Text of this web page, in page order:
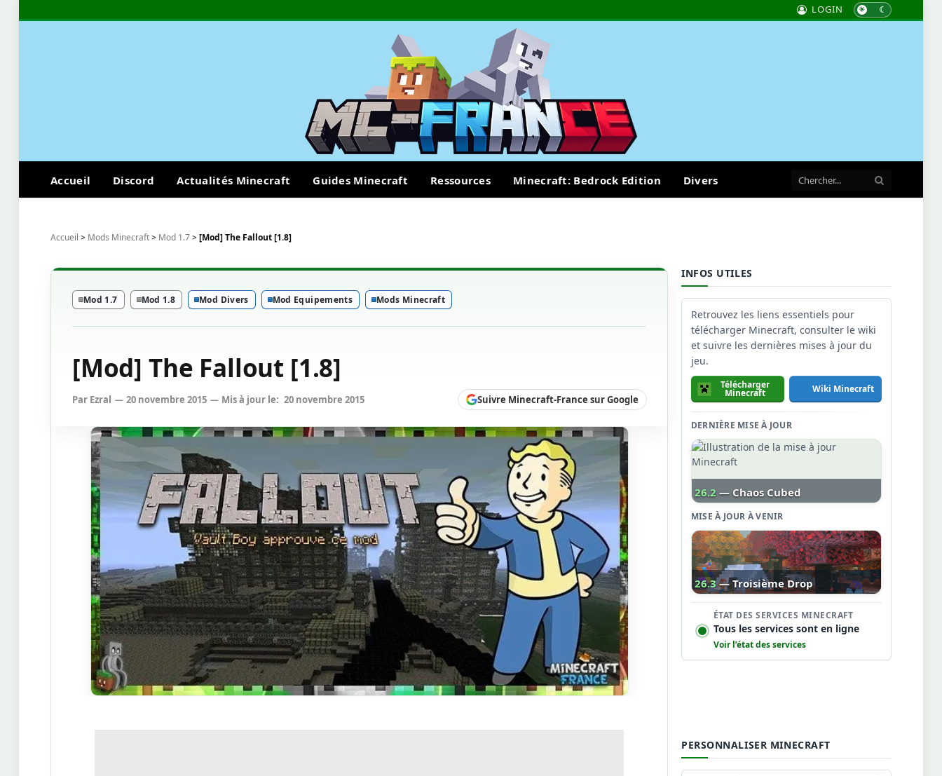
LOGIN
Accueil Discord Actualités Minecraft Guides Minecraft Ressources Minecraft: Bedrock Edition Divers
Accueil > Mods Minecraft> Mod 1.7>[Mod] The Fallout [1.8]
Mod 1.7 Mod 1.8 Mod Divers Mod Equipements Mods Minecraft
[Mod] The Fallout [1.8]
Par Ezral 20 novembre 2015 Mis à jour le: 20 novembre 2015 Suivre Minecraft-France sur Google
INFOS UTILES
Retrouvez les liens essentiels pour
télécharger Minecraft, consulter le wiki
et suivre les dernières mises à jour du
jeu.
Télécharger
Minecraft Wiki Minecraft
DERNIÈRE MISE À JOUR
26.2 — Chaos Cubed
MISE À JOUR À VENIR
26.3 — Troisième Drop
ÉTAT DES SERVICES MINECRAFT
Tous les services sont en ligne
Voir l’état des services
PERSONNALISER MINECRAFT